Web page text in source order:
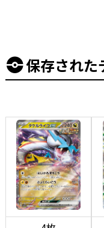
保存された